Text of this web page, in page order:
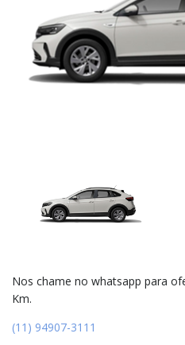
Nos chame no whatsapp para
Km.
(11) 94907-3111